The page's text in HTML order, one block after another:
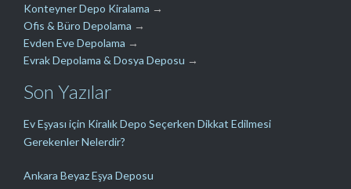
Konteyner Depo Kiralama →
Ofis & Büro Depolama →
Evden Eve Depolama →
Evrak Depolama & Dosya Deposu →
Son Yazılar
Ev Eşyası için Kiralık Depo Seçerken Dikkat Edilmesi
Gerekenler Nelerdir?
Ankara Beyaz Eşya Deposu